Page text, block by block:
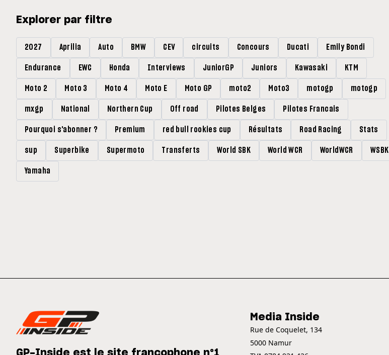
Explorer par filtre
2027 Aprilia Auto BMW CEV circuits Concours Ducati Emily Bondi
Endurance EWC Honda Interviews JuniorGP Juniors Kawasaki KTM
Moto 2 Moto 3 Moto 4 Moto E Moto GP moto2 Moto3 motogp motogp
mxgp National Northern Cup Off road Pilotes Belges Pilotes Francais
Pourquoi s'abonner ? Premium red bull rookies cup Résultats Road Racing Stats
sup Superbike Supermoto Transferts World SBK World WCR WorldWCR WSBK
Yamaha
GP-Inside est le site francophone n°1
Media Inside
Rue de Coquelet, 134
5000 Namur